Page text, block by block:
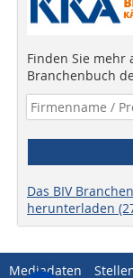
Finden Sie mehr
Branchenbuch
Das BIV
herunterladen
Mediadaten